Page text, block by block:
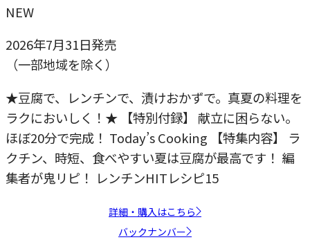
NEW
2026年7月31日発売
（一部地域を除く）
★豆腐で、レンチンで、漬けおかずで。真夏の料理を
ラクにおいしく！★ 【特別付録】 献立に困らない。
ほぼ20分で完成！ Today’s Cooking 【特集内容】 ラ
クチン、時短、食べやすい夏は豆腐が最高です！ 編
集者が鬼リピ！ レンチンHITレシピ15
詳細・購入はこちら
バックナンバー